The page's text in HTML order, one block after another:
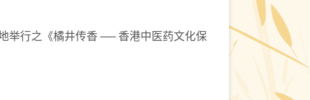
举行之《橘井传香 ── 香港中医药文化保